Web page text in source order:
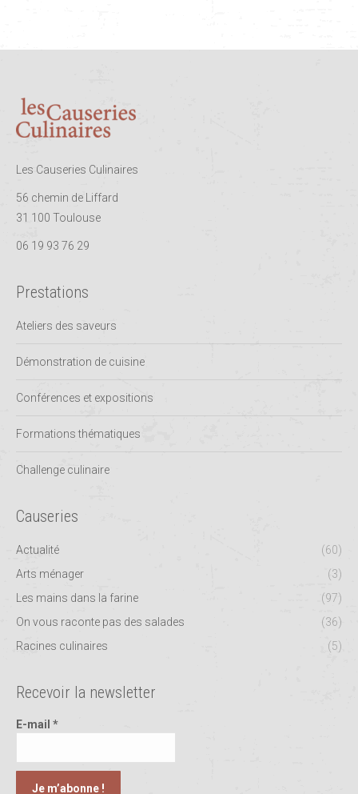
Les Causeries Culinaires
56 chemin de Liffard
31 100 Toulouse
06 19 93 76 29
Prestations
Ateliers des saveurs
Démonstration de cuisine
Conférences et expositions
Formations thématiques
Challenge culinaire
Causeries
Actualité
(60)
Arts ménager
(3)
Les mains dans la farine
(97)
On vous raconte pas des salades
(36)
Racines culinaires
(5)
Recevoir la newsletter
E-mail *